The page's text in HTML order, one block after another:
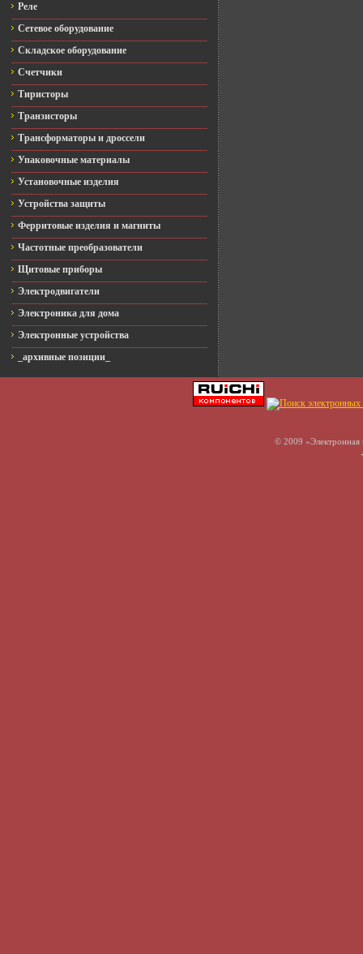
Реле
Сетевое оборудование
Складское оборудование
Счетчики
Тиристоры
Транзисторы
Трансформаторы и дроссели
Упаковочные материалы
Установочные изделия
Устройства защиты
Ферритовые изделия и магниты
Частотные преобразователи
Щитовые приборы
Электродвигатели
Электроника для дома
Электронные устройства
_архивные позиции_
© 2009